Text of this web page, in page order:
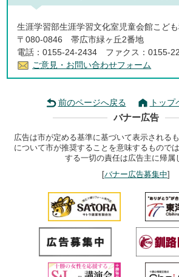
生涯学習部生涯学習文化室児童会館こど
〒080-0846 帯広市緑ヶ丘2番地
電話：0155-24-2434 ファクス：0155-
ご意見・お問い合わせフォーム
前のページへ戻る トッ
バナー広告
広告は市が定める基準に基づいて表示される
について市が推奨することを意味するもので
する一切の責任は広告主に帰属
[バナー広告募集中]